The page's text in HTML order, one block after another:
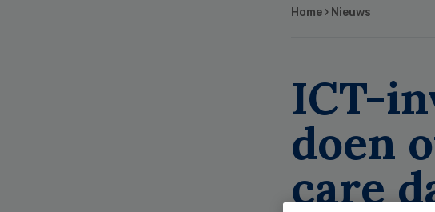
Home › Nieuws
ICT-
doen
care